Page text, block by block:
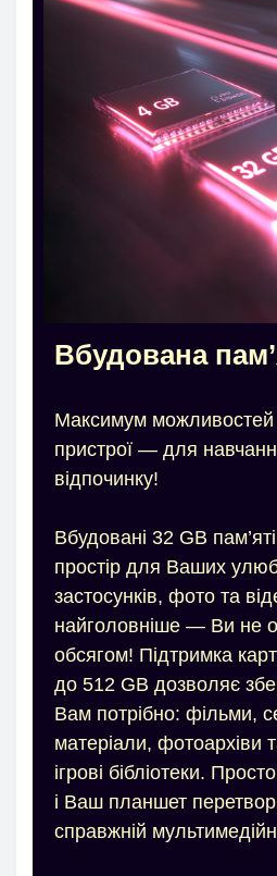
Вбудована
Максимум
пристрої — для
відпочинку!
Вбудовані 32 GB
простір для Ваших
застосунків, фото та
найголовніше — Ви не
обсягом! Підтримка
до 512 GB дозволяє
Вам потрібно: фільми,
матеріали, фотоархіви
ігрові бібліотеки.
і Ваш планшет
справжній